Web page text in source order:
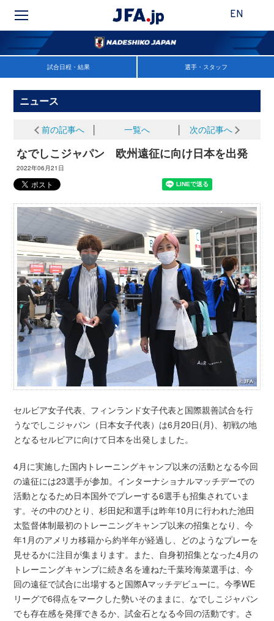
EN
試合日程・結果 選手・スタッフ
ニュース
前の記事へ 一覧へ 次の記事へ
なでしこジャパン 欧州遠征に向け日本を出発
2022年06月21日
セルビア女子代表、フィンランド女子代表と国際親善試合を行
うなでしこジャパン（日本女子代表）は6月20日(月)、初戦の地
となるセルビアに向けて日本を出発しました。
4月に実施した国内トレーニングキャンプ以来の活動となる今回
の遠征には23選手が参加。インターナショナルマッチデーでの
活動となるため日本国外でプレーする6選手も招集されていま
す。その中のひとり、杉田妃和選手は昨年10月に行われた池田
太監督体制最初のトレーニングキャンプ以来の招集となり、今
年1月のアメリカ移籍から約半年が経過し、どのようなプレーを
見せるかに注目が集まります。また、自身初招集となった4月の
トレーニングキャンプに続き名を連ねた千葉玲海菜選手は、今
回の遠征で試合に出場すると国際Aマッチデビューに。今季WE
リーグで6得点をマークした勢いそのままに、なでしこジャパン
でも存在感を発揮できるか、試金石となる今回の活動です。さ